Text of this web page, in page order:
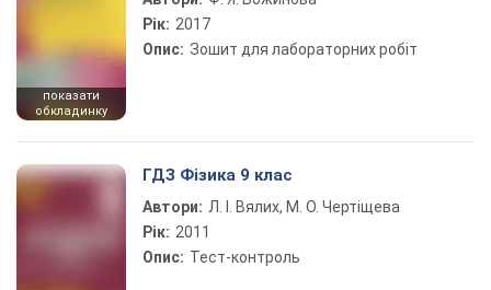
показати
обкладинку
Рік: 2017
Опис:
Зошит для лабораторних робіт
ГДЗ Фізика 9 клас
Автори: Л. І. Вялих, М. О. Чертіщева
Рік: 2011
Опис: Тест-контроль